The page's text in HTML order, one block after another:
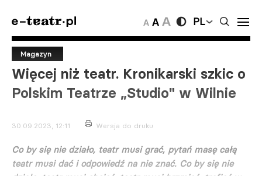
PL
Magazyn
Więcej niż teatr. Kronikarski szkic o
Polskim Teatrze „Studio" w Wilnie
30.09.2023, 12:11 Wersja do druku
Co by się nie działo, teatr musi grać, pytań masę całą
teatr musi dać i odpowiedź na nie znać. Co by się nie